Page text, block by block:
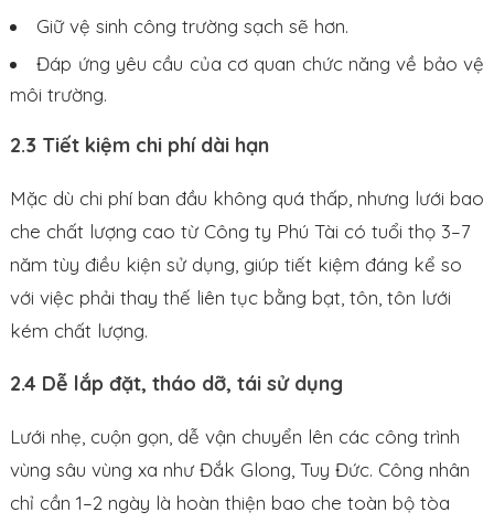
Giữ vệ sinh công trường sạch sẽ hơn.
Đáp ứng yêu cầu của cơ quan chức năng về bảo vệ
môi trường.
2.3 Tiết kiệm chi phí dài hạn
Mặc dù chi phí ban đầu không quá thấp, nhưng lưới bao
che chất lượng cao từ Công ty Phú Tài có tuổi thọ 3–7
năm tùy điều kiện sử dụng, giúp tiết kiệm đáng kể so
với việc phải thay thế liên tục bằng bạt, tôn, tôn lưới
kém chất lượng.
2.4 Dễ lắp đặt, tháo dỡ, tái sử dụng
Lưới nhẹ, cuộn gọn, dễ vận chuyển lên các công trình
vùng sâu vùng xa như Đắk Glong, Tuy Đức. Công nhân
chỉ cần 1–2 ngày là hoàn thiện bao che toàn bộ tòa